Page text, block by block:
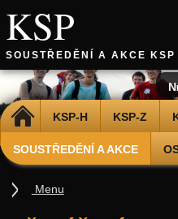
KSP
SOUSTŘEDĚNÍ A AKCE KSP
DOMŮ KSP-H KSP-Z
SOUSTŘEDĚNÍ A AKCE
Menu